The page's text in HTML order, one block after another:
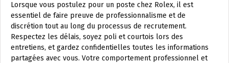
Lorsque vous postulez pour un poste chez Rolex, il est
essentiel de faire preuve de professionnalisme et de
discrétion tout au long du processus de recrutement.
Respectez les délais, soyez poli et courtois lors des
entretiens, et gardez confidentielles toutes les informations
partagées avec vous. Votre comportement professionnel et